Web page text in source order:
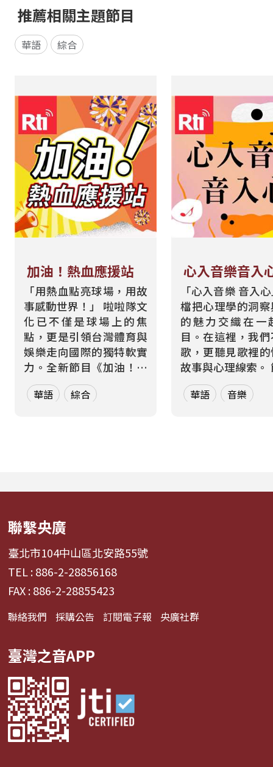
推薦相關主題節目
華語 綜合
加油！熱血應援站
「用熱血點亮球場，用故
事感動世界！」 啦啦隊文
化已不僅是球場上的焦
點，更是引領台灣體育與
娛樂走向國際的獨特軟實
力。全新節目《加油！熱
血應援站》，由香港藝人
張啟樂與影視運動產業專
啦啦隊...
華語 綜合
心入音樂音入
「心入音樂 音入
檔把心理學的洞
的魅力交織在一
目。在這裡，我
歌，更聽見歌裡
故事與心理線索。 節目從
心理學的角度出
聽眾探索音樂如
舞、想流淚...
華語 音樂
聯繫央廣
臺北市104中山區北安路55號
TEL : 886-2-28856168
FAX : 886-2-28855423
聯絡我們 採購公告 訂閱電子報 央廣社群
臺灣之音APP